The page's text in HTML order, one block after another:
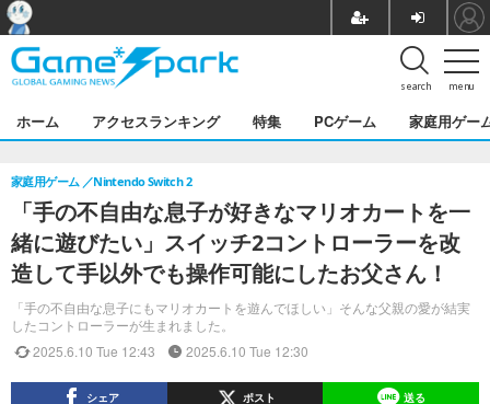
menu
search
ホーム アクセスランキング 特集 PCゲーム 家庭用ゲー
「手の不自由な息子が好きなマリオカートを一
緒に遊びたい」スイッチ2コントローラーを改
造して手以外でも操作可能にしたお父さん！
「手の不自由な息子にもマリオカートを遊んでほしい」そんな父親の愛が結実
したコントローラーが生まれました。
家庭用ゲーム Nintendo Switch 2
2025.6.10 Tue 12:43 2025.6.10 Tue 12:30
シェア ポスト 送る